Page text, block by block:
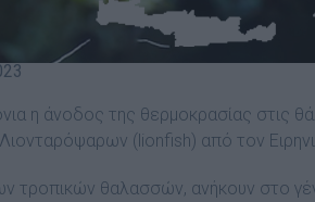
η άνοδος της θερμοκρασίας στις
(lionfish) από τον
τροπικών θαλασσών, ανήκουν στο